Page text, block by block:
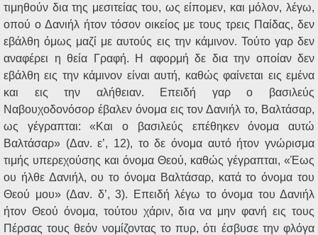
τιμηθούν δια της μεσιτείας του, ως είπομεν, και μόλον, λέγω,
οπού ο Δανιήλ ήτον τόσον οικείος με τους τρεις Παίδας, δεν
εβάλθη όμως μαζί με αυτούς εις την κάμινον. Τούτο γαρ δεν
αναφέρει η θεία Γραφή. Η αφορμή δε δια την οποίαν δεν
εβάλθη εις την κάμινον είναι αυτή, καθώς φαίνεται εις εμένα
και εις την αλήθειαν. Επειδή γαρ ο βασιλεύς
Ναβουχοδονόσορ έβαλεν όνομα εις τον Δανιήλ το, Βαλτάσαρ,
ως γέγραπται: «Και ο βασιλεύς επέθηκεν όνομα αυτώ
Βαλτάσαρ» (Δαν. ε’, 12), το δε όνομα αυτό ήτον γνώρισμα
τιμής υπερεχούσης και όνομα Θεού, καθώς γέγραπται, «Έως
ου ήλθε Δανιήλ, ου το όνομα Βαλτάσαρ, κατά το όνομα του
Θεού μου» (Δαν. δ’, 3). Επειδή λέγω το όνομα του Δανιήλ
ήτον Θεού όνομα, τούτου χάριν, δια να μην φανή εις τους
Πέρσας τους θεόν νομίζοντας το πυρ, ότι έσβυσε την φλόγα